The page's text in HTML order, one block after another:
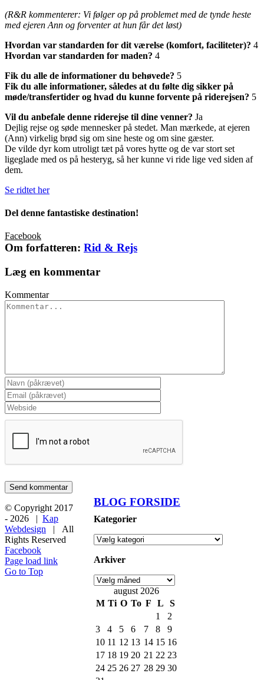
(R&R kommenterer: Vi følger op på problemet med de tynde heste
med ejeren Ann og forventer at hun får det løst)
Hvordan var standarden for dit værelse (komfort, faciliteter)? 4
Hvordan var standarden for maden? 4
Fik du alle de informationer du behøvede? 5
Fik du alle informationer, således at du følte dig sikker på
møde/transfertider og hvad du kunne forvente på riderejsen? 5
Vil du anbefale denne riderejse til dine venner? Ja
Dejlig rejse og søde mennesker på stedet. Man mærkede, at ejeren
(Ann) virkelig brød sig om sine heste og om sine gæster.
De vilde dyr kom utroligt tæt på vores hytte og de var stort set
ligeglade med os på hesteryg, så her kunne vi ride lige ved siden af
dem.
Se ridtet her
Del denne fantastiske destination!
Facebook
Om forfatteren: Rid & Rejs
Læg en kommentar
Kommentar
BLOG FORSIDE
Kategorier
Arkiver
august 2026
M Ti O To F L
S
1
2
3
4 5 6 7 8
9
10 11 12 13 14 15 16
17 18 19 20 21 22 23
24 25 26 27 28 29 30
© Copyright 2017
- 2026 | Kap
Webdesign | All
Rights Reserved
Facebook
Page load link
Go to Top